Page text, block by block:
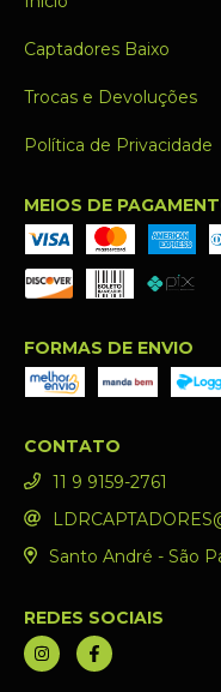
Captadores Baixo
Trocas e Devoluções
Política de Privacidade
MEIOS DE
FORMAS DE ENVIO
CONTATO
11 9 9159-2761
Santo André - São
REDES SOCIAIS